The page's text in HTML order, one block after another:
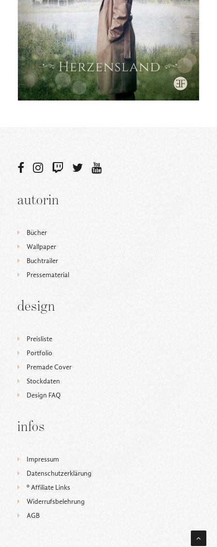
autorin
Bücher
Wallpaper
Buchtrailer
Pressematerial
design
Preisliste
Portfolio
Premade Cover
Stockdaten
Design FAQ
infos
Impressum
Datenschutzerklärung
ᵒ Affiliate Links
Widerrufsbelehrung
AGB